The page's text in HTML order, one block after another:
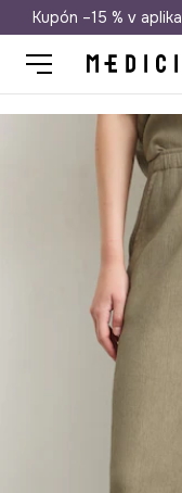
Doprava
Kupón –15 % v